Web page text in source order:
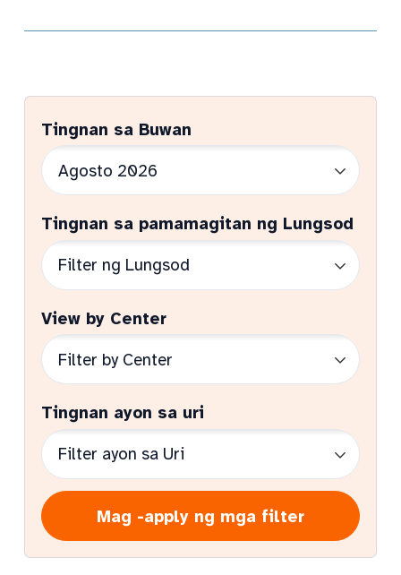
Tingnan sa Buwan
Tingnan sa pamamagitan ng Lungsod
View by Center
Tingnan ayon sa uri
Mag -apply ng mga filter